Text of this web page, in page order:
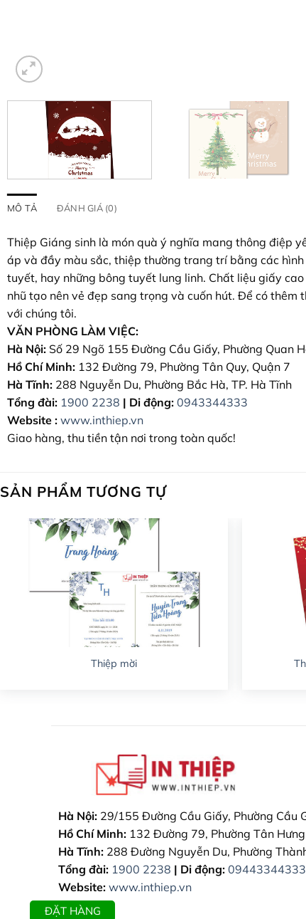
MÔ TẢ ĐÁNH GIÁ (0)
Thiệp Giáng sinh là món quà ý nghĩa mang thông điệp
áp và đầy màu sắc, thiệp thường trang trí bằng các
tuyết, hay những bông tuyết lung linh. Chất liệu giấy
nhũ tạo nên vẻ đẹp sang trọng và cuốn hút. Để có
với chúng tôi.
VĂN PHÒNG LÀM VIỆC:
Hà Nội: Số 29 Ngõ 155 Đường Cầu Giấy, Phường Quan
Hồ Chí Minh:132 Đường 79, Phường Tân Quy, Quận 7
Hà Tĩnh:288 Nguyễn Du, Phường Bắc Hà, TP. Hà Tĩnh
Tổng đài: 1900 2238 | Di động: 0943344333
Website : www.inthiep.vn
Giao hàng, thu tiền tận nơi trong toàn quốc!
SẢN PHẨM TƯƠNG TỰ
Thiệp mời
Hà Nội: 29/155 Đường Cầu Giấy, Phường Cầu
Hồ Chí Minh:132 Đường 79, Phường Tân Hưng
Hà Tĩnh:288 Đường Nguyễn Du, Phường
Tổng đài: 1900 2238 | Di động: 09443344333
Website: www.inthiep.vn
ĐẶT HÀNG